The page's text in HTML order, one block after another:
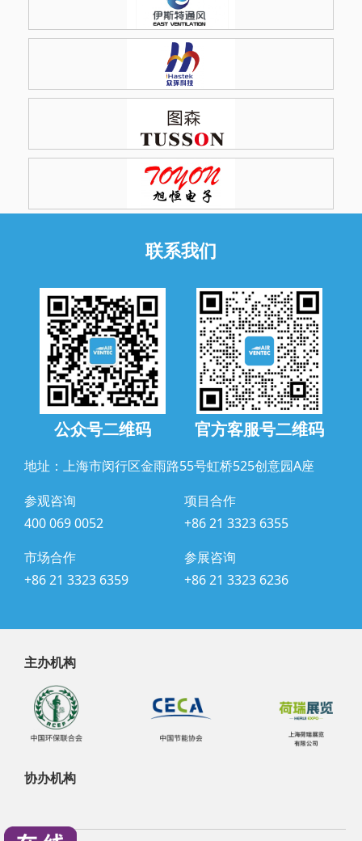
联系我们
公众号二维码 官方客服号二维码
地址：上海市闵行区金雨路55号虹桥525创意园A座
参观咨询
400 069 0052
项目合作
+86 21 3323 6355
市场合作
+86 21 3323 6359
参展咨询
+86 21 3323 6236
主办机构
协办机构